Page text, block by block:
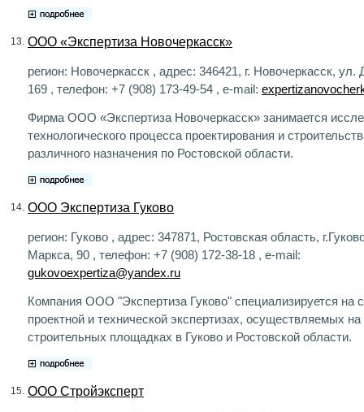
13. ООО «Экспертиза Новочеркасск»
регион: Новочеркасск , адрес: 346421, г. Новочеркасск,
169 , телефон: +7 (908) 173-49-54 , e-mail:
Фирма ООО «Экспертиза Новочеркасск» занимается
технологического процесса проектирования и
различного назначения по Ростовской области.
14. ООО Экспертиза Гуково
регион: Гуково , адрес: 347871, Ростовская область,
Маркса, 90 , телефон: +7 (908) 172-38-18 , e-mail:
gukovoexpertiza@yandex.ru
Компания ООО "Экспертиза Гуково" специализируется на
проектной и технической экспертизах, осуществляемых на
строительных площадках в Гуково и Ростовской области.
15. ООО Стройэксперт